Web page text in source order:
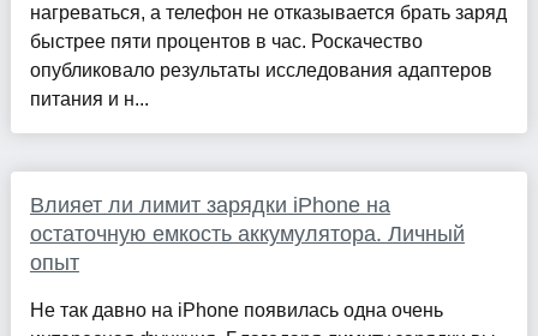
нагреваться, а телефон не отказывается брать заряд
быстрее пяти процентов в час. Роскачество
опубликовало результаты исследования адаптеров
питания и н...
Влияет ли лимит зарядки iPhone на
остаточную емкость аккумулятора. Личный
опыт
Не так давно на iPhone появилась одна очень